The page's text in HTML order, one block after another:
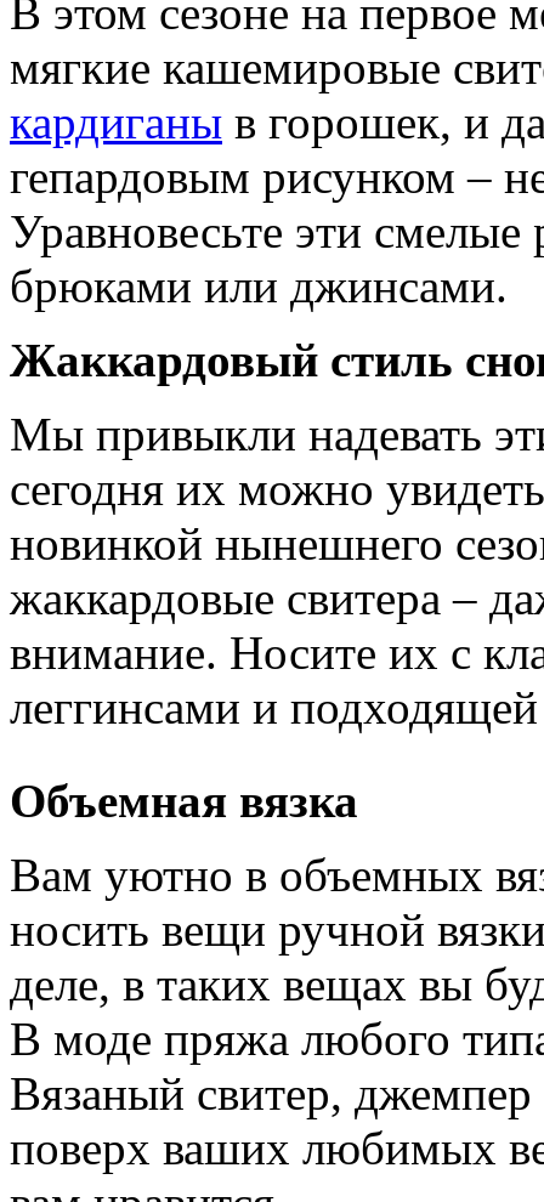
В этом сезоне на первое
мягкие кашемировые
кардиганы в горошек, и
гепардовым рисунком –
Уравновесьте эти
брюками или джинсами.
Жаккардовый стиль
Мы привыкли надевать
сегодня их можно
новинкой нынешнего
жаккардовые свитера –
внимание. Носите их с
леггинсами и
Объемная вязка
Вам уютно в объемных
носить вещи ручной
деле, в таких вещах вы
В моде пряжа любого
Вязаный свитер,
поверх ваших любимых